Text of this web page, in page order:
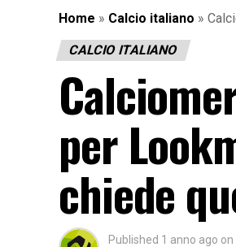
Home » Calcio italiano »
CALCIO ITALIANO
per
chiede
Published 1 anno ago on